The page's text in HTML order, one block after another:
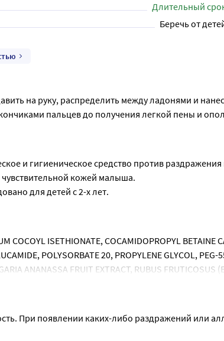
Длительный
Беречь от
на руку, распределить между ладонями и
пальцев до получения легкой пены и
и гигиеническое средство против
кожей малыша.
для детей с 2-х лет.
COCOYL ISETHIONATE, COCAMIDOPROPYL BETAINE
POLYSORBATE 20, PROPYLENE GLYCOL,
ANANASSA FRUIT EXTRACT, RUBUS FRUTICOSUS
При появлении каких-либо раздражений или